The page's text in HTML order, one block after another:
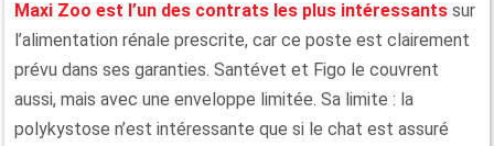
Maxi Zoo est l’un des contrats les plus intéressants sur
l’alimentation rénale prescrite, car ce poste est clairement
prévu dans ses garanties. Santévet et Figo le couvrent
aussi, mais avec une enveloppe limitée. Sa limite : la
polykystose n’est intéressante que si le chat est assuré